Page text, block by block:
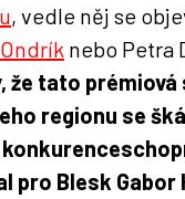
, vedle něj se
nebo Petra
že tato prémiová
regionu se
pro Blesk Gabor